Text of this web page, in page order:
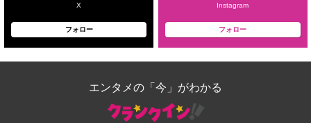
X
フォロー
Instagram
フォロー
エンタメの「今」がわかる